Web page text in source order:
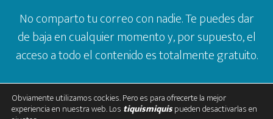
No comparto tu correo con nadie. Te puedes dar
de baja en cualquier momento y, por supuesto, el
acceso a todo el contenido es totalmente gratuito.
Obviamente utilizamos cockies. Pero es para ofrecerte la mejor
experiencia en nuestra web. Los tiquismiquispueden desactivarlas en